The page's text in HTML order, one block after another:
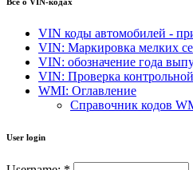
VIN коды автомобилей -
VIN: Маркировка мелких
VIN: обозначение года
VIN: Проверка
WMI: Оглавление
Справочник кодов
User login